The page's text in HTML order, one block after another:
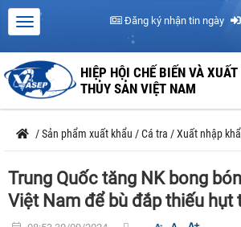
Đăng ký nhận tin ngày
HIỆP HỘI CHẾ BIẾN VÀ XUẤT
THỦY SẢN VIỆT NAM
/Sản phẩm xuất khẩu /Cá tra /Xuất nhập
Trung Quốc tăng NK bong
Việt Nam để bù đắp thiếu hụt